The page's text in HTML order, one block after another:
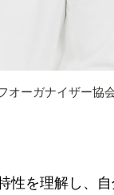
オーガナイザー協
性を理解し、